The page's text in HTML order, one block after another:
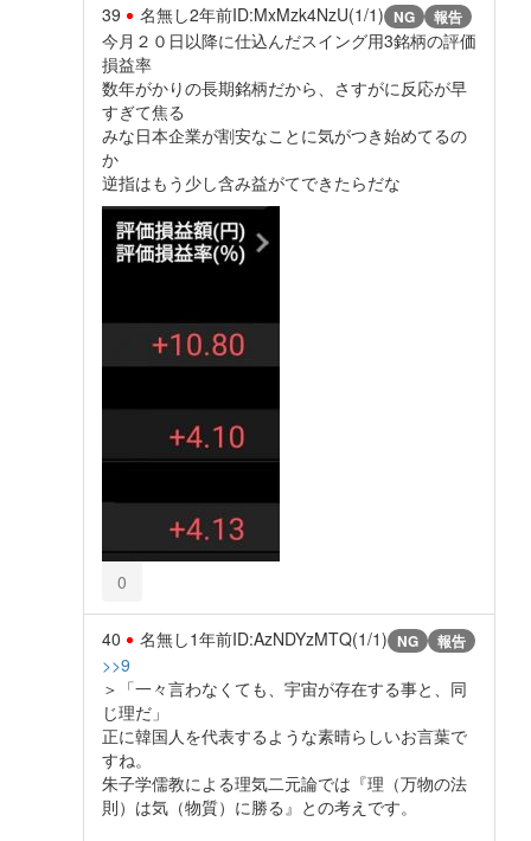
39 名無し2年前ID:MxMzk4NzU(1/1) NG 報告
今月２０日以降に仕込んだスイング用3銘柄の評価
損益率
数年がかりの長期銘柄だから、さすがに反応が早
すぎて焦る
みな日本企業が割安なことに気がつき始めてるの
か
逆指はもう少し含み益がてできたらだな
0
40 名無し1年前ID:AzNDYzMTQ(1/1) NG 報告
>>9
＞「一々言わなくても、宇宙が存在する事と、同
じ理だ」
正に韓国人を代表するような素晴らしいお言葉で
すね。
朱子学儒教による理気二元論では『理（万物の法
則）は気（物質）に勝る』との考えです。